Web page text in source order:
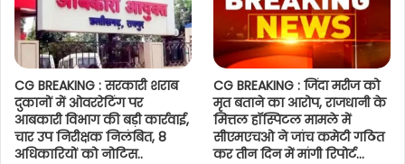
CG BREAKING : सरकारी शराब
दुकानों में ओवररेटिंग पर
आबकारी विभाग की बड़ी कार्रवाई,
चार उप निरीक्षक निलंबित, 8
अधिकारियों को नोटिस..
CG BREAKING : जिंदा मरीज को
मृत बताने का आरोप, राजधानी के
मित्तल हॉस्पिटल मामले में
सीएमएचओ ने जांच कमेटी गठित
कर तीन दिन में मांगी रिपोर्ट…